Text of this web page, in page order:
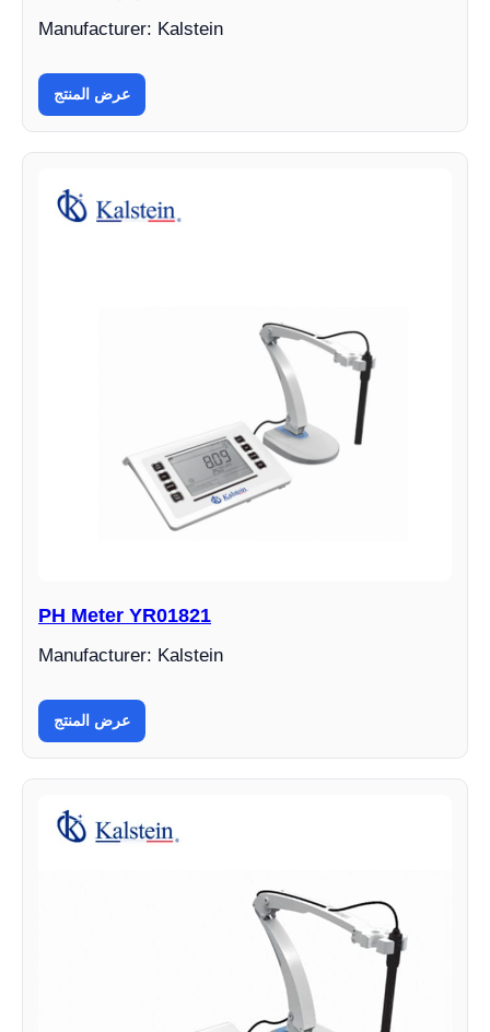
Manufacturer: Kalstein
عرض المنتج
PH Meter YR01821
Manufacturer: Kalstein
عرض المنتج